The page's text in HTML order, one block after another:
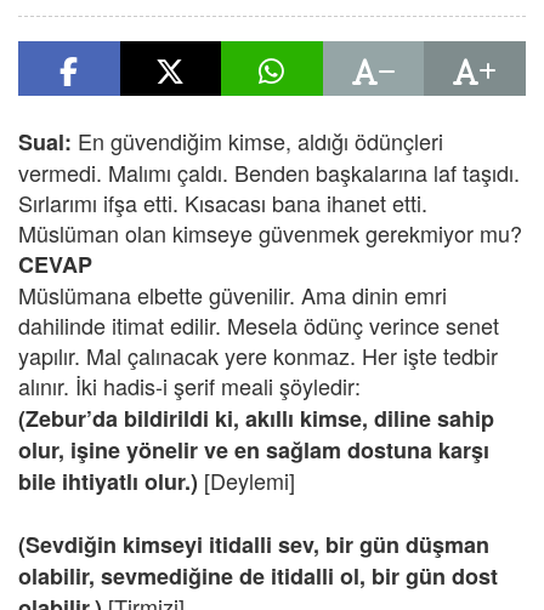
Sual: En güvendiğim kimse, aldığı ödünçleri
vermedi. Malımı çaldı. Benden başkalarına laf taşıdı.
Sırlarımı ifşa etti. Kısacası bana ihanet etti.
Müslüman olan kimseye güvenmek gerekmiyor mu?
CEVAP
Müslümana elbette güvenilir. Ama dinin emri
dahilinde itimat edilir. Mesela ödünç verince senet
yapılır. Mal çalınacak yere konmaz. Her işte tedbir
alınır. İki hadis-i şerif meali şöyledir:
(Zebur’da bildirildi ki, akıllı kimse, diline sahip
olur, işine yönelir ve en sağlam dostuna karşı
bile ihtiyatlı olur.) [Deylemi]
(Sevdiğin kimseyi itidalli sev, bir gün düşman
olabilir, sevmediğine de itidalli ol, bir gün dost